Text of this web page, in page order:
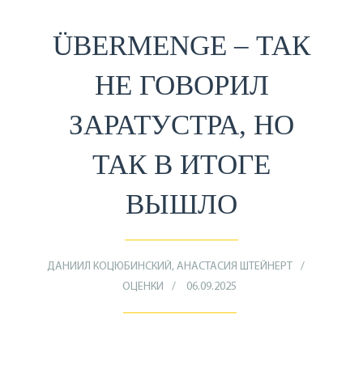
ÜBERMENGE – ТАК
НЕ ГОВОРИЛ
ЗАРАТУСТРА, НО
ТАК В ИТОГЕ
ВЫШЛО
ДАНИИЛ КОЦЮБИНСКИЙ, АНАСТАСИЯ ШТЕЙНЕРТ
ОЦЕНКИ
06.09.2025